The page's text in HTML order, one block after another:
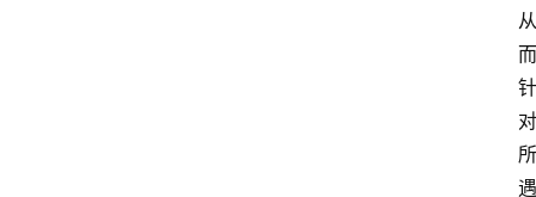
从
而
针
对
所
遇